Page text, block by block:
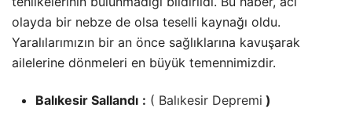
olayda bir nebze de olsa teselli kaynağı oldu.
Yaralılarımızın bir an önce sağlıklarına kavuşarak
ailelerine dönmeleri en büyük temennimizdir.
Balıkesir Sallandı : ( Balıkesir Depremi )